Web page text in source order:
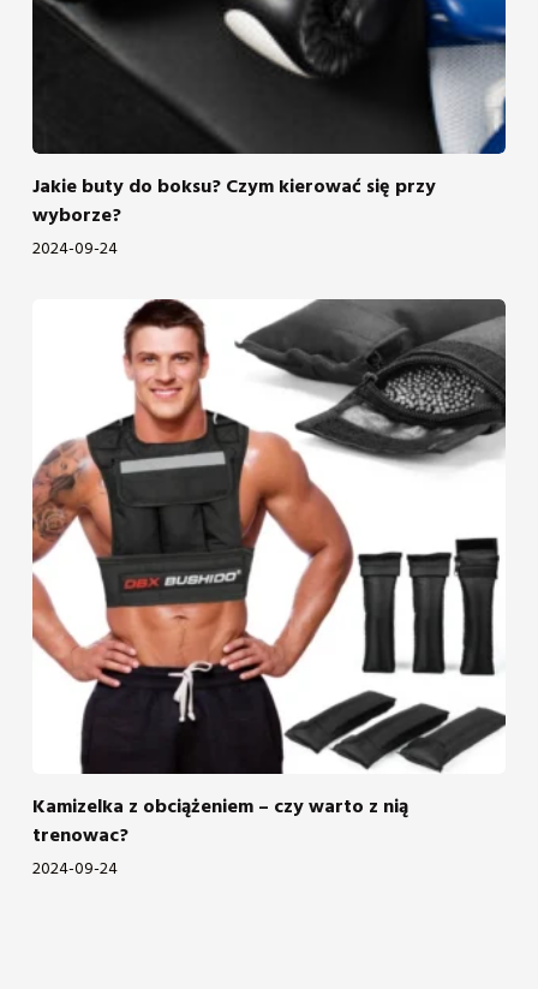
Jakie buty do boksu? Czym kierować się przy
wyborze?
2024-09-24
Kamizelka z obciążeniem – czy warto z nią
trenowac?
2024-09-24